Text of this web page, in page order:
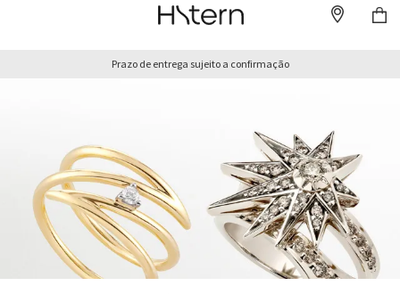
Prazo de entrega sujeito a confirmação